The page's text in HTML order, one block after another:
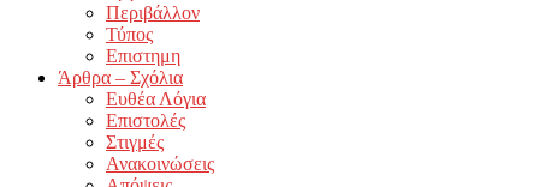
Περιβάλλον
Τύπος
Επιστημη
Άρθρα – Σχόλια
Ευθέα Λόγια
Επιστολές
Στιγμές
Ανακοινώσεις